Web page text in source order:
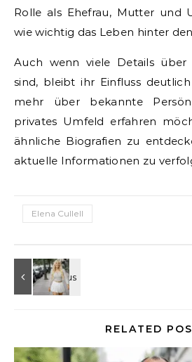
Rolle als Ehefrau, Mutter und
wie wichtig das Leben hinter
Auch wenn viele Details
sind, bleibt ihr Einfluss
mehr über bekannte
privates Umfeld erfahren
ähnliche Biografien zu
aktuelle Informationen zu
Elena Cullell
RELATED